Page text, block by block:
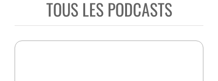
TOUS LES PODCASTS